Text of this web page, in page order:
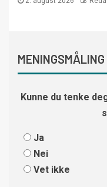
MENINGSMÅLING
Kunne du tenke
Ja
Nei
Vet ikke